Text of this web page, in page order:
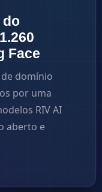
do
Face
domínio
por uma
RIV AI
aberto e